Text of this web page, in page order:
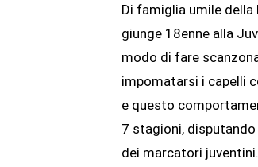
Di famiglia umile
giunge 18enne alla
modo di fare
impomatarsi i capelli
e questo
7 stagioni,
dei marcatori